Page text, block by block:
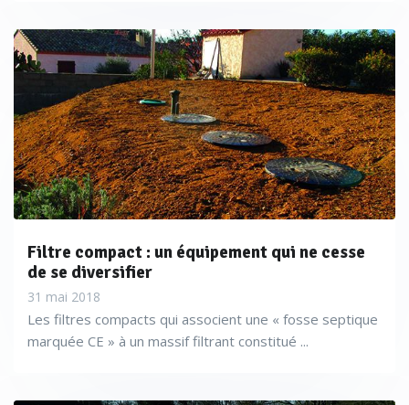
Filtre compact : un équipement qui ne cesse
de se diversifier
31 mai 2018
Les filtres compacts qui associent une « fosse septique
marquée CE » à un massif filtrant constitué ...